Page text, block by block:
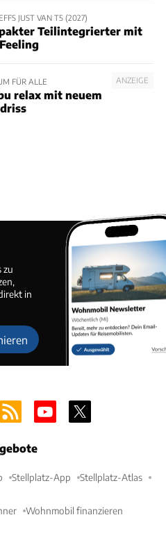
JUST VAN T5 (2027)
Teilintegrierter mit
ANZEIGE
FÜR ALLE
relax mit neuem
zu
in
Stellplatz-App Stellplatz-Atlas
Wohnmobil finanzieren